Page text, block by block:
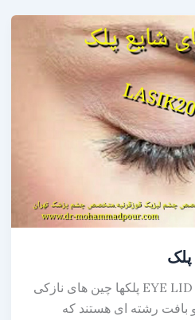
پلک
بیماریهای شایع پلک EYE LID پلکها چين های نازکی
بافت رشته ای هستند که